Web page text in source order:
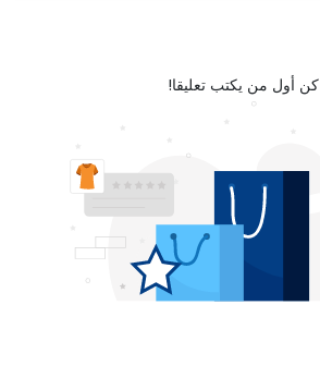
كن أول من يكتب تعليقا!